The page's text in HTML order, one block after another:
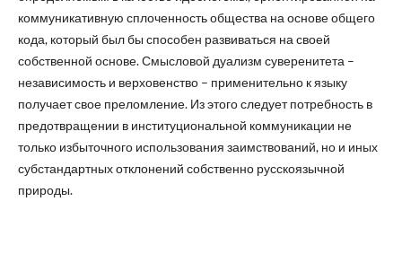
коммуникативную сплоченность общества на основе общего
кода, который был бы способен развиваться на своей
собственной основе. Смысловой дуализм суверенитета –
независимость и верховенство – применительно к языку
получает свое преломление. Из этого следует потребность в
предотвращении в институциональной коммуникации не
только избыточного использования заимствований, но и иных
субстандартных отклонений собственно русскоязычной
природы.